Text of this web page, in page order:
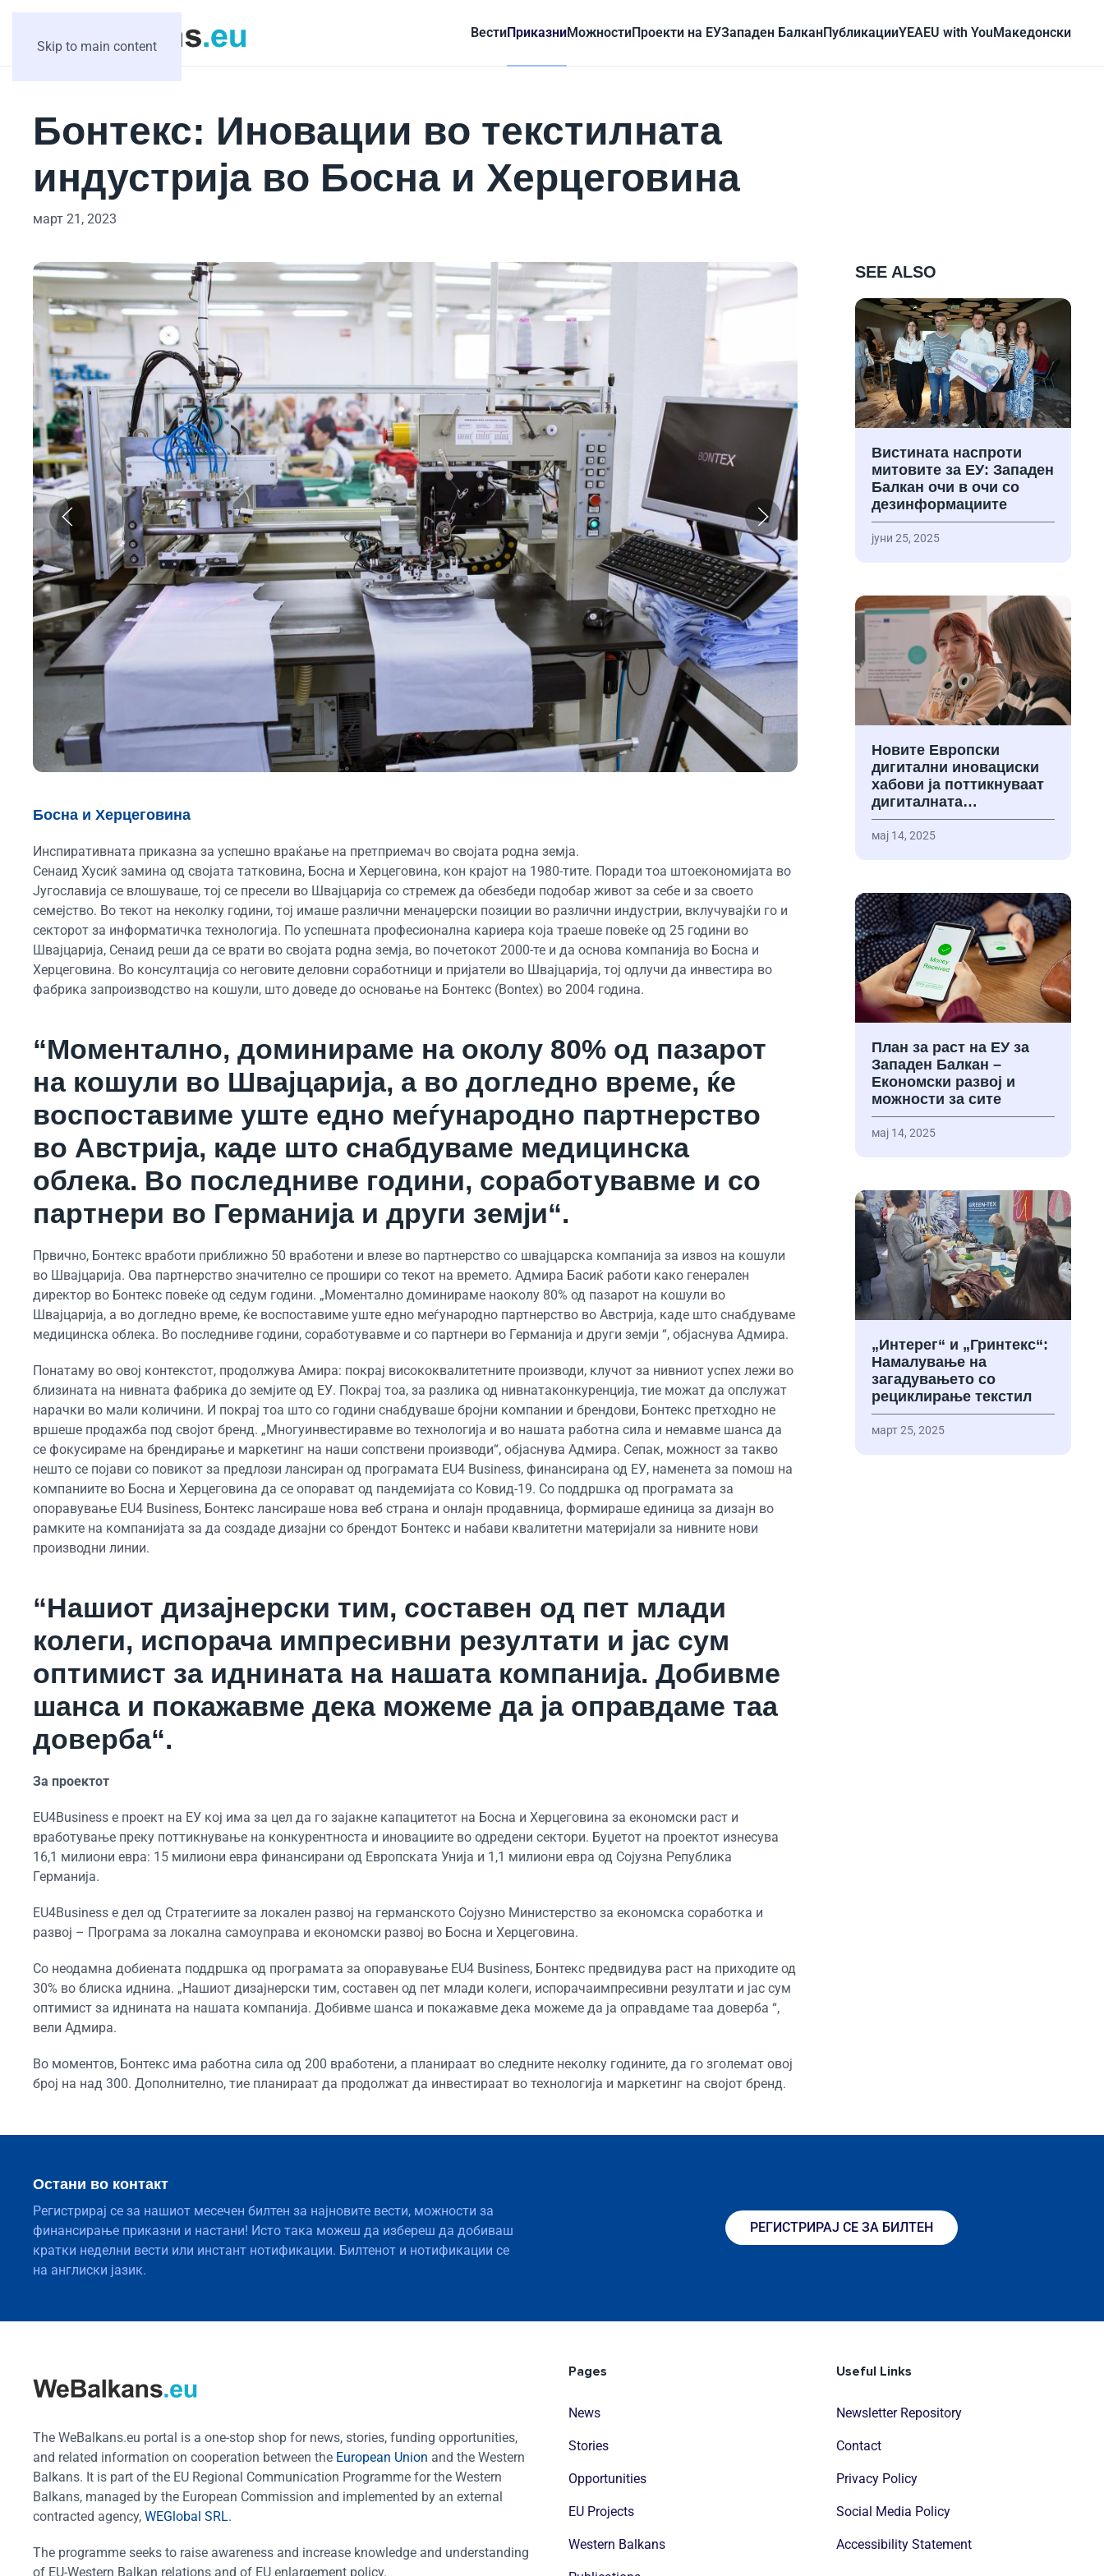
Skip to main content
ВестиПриказниМожностиПроекти на ЕУЗападен БалканПубликацииYEAEU with YouMакедонски
Бонтекс: Иновации во текстилната
индустрија во Босна и Херцеговина
март 21, 2023
Босна и Херцеговина
Инспиративната приказна за успешно враќање на претприемач во својата родна земја.
Сенаид Хусиќ замина од својата татковина, Босна и Херцеговина, кон крајот на 1980-тите. Поради тоа штоекономијата во
Југославија се влошуваше, тој се пресели во Швајцарија со стремеж да обезбеди подобар живот за себе и за своето
семејство. Во текот на неколку години, тој имаше различни менаџерски позиции во различни индустрии, вклучувајќи го и
секторот за информатичка технологија. По успешната професионална кариера која траеше повеќе од 25 години во
Швајцарија, Сенаид реши да се врати во својата родна земја, во почетокот 2000-те и да основа компанија во Босна и
Херцеговина. Во консултација со неговите деловни соработници и пријатели во Швајцарија, тој одлучи да инвестира во
фабрика запроизводство на кошули, што доведе до основање на Бонтекс (Bontex) во 2004 година.
“Моментално, доминираме на околу 80% од пазарот
на кошули во Швајцарија, а во догледно време, ќе
воспоставиме уште едно меѓународно партнерство
во Австрија, каде што снабдуваме медицинска
облека. Во последниве години, соработувавме и со
партнери во Германија и други земји“.
Првично, Бонтекс вработи приближно 50 вработени и влезе во партнерство со швајцарска компанија за извоз на кошули
во Швајцарија. Ова партнерство значително се прошири со текот на времето. Адмира Басиќ работи како генерален
директор во Бонтекс повеќе од седум години. „Моментално доминираме наоколу 80% од пазарот на кошули во
Швајцарија, а во догледно време, ќе воспоставиме уште едно меѓународно партнерство во Австрија, каде што снабдуваме
медицинска облека. Во последниве години, соработувавме и со партнери во Германија и други земји “, објаснува Адмира.
Понатаму во овој контекстот, продолжува Амира: покрај висококвалитетните производи, клучот за нивниот успех лежи во
близината на нивната фабрика до земјите од ЕУ. Покрај тоа, за разлика од нивнатаконкуренција, тие можат да опслужат
нарачки во мали количини. И покрај тоа што со години снабдуваше бројни компании и брендови, Бонтекс претходно не
вршеше продажба под својот бренд. „Многуинвестиравме во технологија и во нашата работна сила и немавме шанса да
се фокусираме на брендирање и маркетинг на наши сопствени производи“, објаснува Адмира. Сепак, можност за такво
нешто се појави со повикот за предлози лансиран од програмата EU4 Business, финансирана од ЕУ, наменета за помош на
компаниите во Босна и Херцеговина да се опорават од пандемијата со Ковид-19. Со поддршка од програмата за
опоравување EU4 Business, Бонтекс лансираше нова веб страна и онлајн продавница, формираше единица за дизајн во
рамките на компанијата за да создаде дизајни со брендот Бонтекс и набави квалитетни материјали за нивните нови
производни линии.
“Нашиот дизајнерски тим, составен од пет млади
колеги, испорача импресивни резултати и јас сум
оптимист за иднината на нашата компанија. Добивме
шанса и покажавме дека можеме да ја оправдаме таа
доверба“.
За проектот
EU4Business е проект на ЕУ кој има за цел да го зајакне капацитетот на Босна и Херцеговина за економски раст и
вработување преку поттикнување на конкурентноста и иновациите во одредени сектори. Буџетот на проектот изнесува
16,1 милиони евра: 15 милиони евра финансирани од Европската Унија и 1,1 милиони евра од Сојузна Република
Германија.
EU4Business е дел од Стратегиите за локален развој на германското Сојузно Министерство за економска соработка и
развој – Програма за локална самоуправа и економски развој во Босна и Херцеговина.
Со неодамна добиената поддршка од програмата за опоравување EU4 Business, Бонтекс предвидува раст на приходите од
30% во блиска иднина. „Нашиот дизајнерски тим, составен од пет млади колеги, испорачаимпресивни резултати и јас сум
оптимист за иднината на нашата компанија. Добивме шанса и покажавме дека можеме да ја оправдаме таа доверба “,
вели Адмира.
Во моментов, Бонтекс има работна сила од 200 вработени, а планираат во следните неколку годините, да го зголемат овој
број на над 300. Дополнително, тие планираат да продолжат да инвестираат во технологија и маркетинг на својот бренд.
SEE ALSO
Вистината наспроти
митовите за ЕУ: Западен
Балкан очи в очи со
дезинформациите
јуни 25, 2025
Новите Европски
дигитални иновациски
хабови ја поттикнуваат
дигиталната…
мај 14, 2025
План за раст на ЕУ за
Западен Балкан –
Економски развој и
можности за сите
мај 14, 2025
„Интерег“ и „Гринтекс“:
Намалување на
загадувањето со
рециклирање текстил
март 25, 2025
Остани во контакт
Регистрирај се за нашиот месечен билтен за најновите вести, можности за
финансирање приказни и настани! Исто така можеш да избереш да добиваш
кратки неделни вести или инстант нотификации. Билтенот и нотификации се
на англиски јазик.
РЕГИСТРИРАЈ СЕ ЗА БИЛТЕН
The WeBalkans.eu portal is a one-stop shop for news, stories, funding opportunities,
and related information on cooperation between the European Union and the Western
Balkans. It is part of the EU Regional Communication Programme for the Western
Balkans, managed by the European Commission and implemented by an external
contracted agency, WEGlobal SRL.
The programme seeks to raise awareness and increase knowledge and understanding
of EU-Western Balkan relations and of EU enlargement policy.
Pages
News
Stories
Opportunities
EU Projects
Western Balkans
Useful Links
Newsletter Repository
Contact
Privacy Policy
Social Media Policy
Accessibility Statement